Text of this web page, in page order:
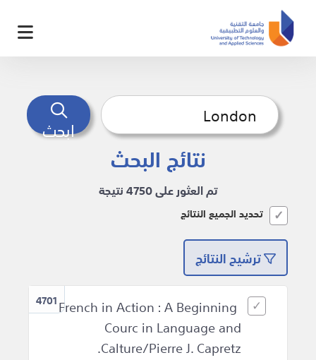
ابحث
نتائج البحث
تم العثور على 4750 نتيجة
تحديد الجميع النتائج
ترشيح النتائج
4701French in Action : A Beginning
Courc in Language and
Calture/Pierre J. Capretz.